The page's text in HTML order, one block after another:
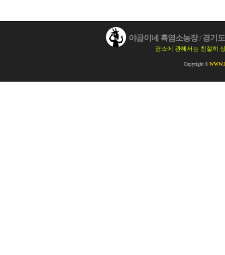
야곱이네 흑염소농장/경기
염소에 관해서는 친절히
Copyright ©